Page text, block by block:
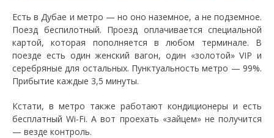
Есть в Дубае и метро — но оно наземное, а не подземное.
Поезд беспилотный. Проезд оплачивается специальной
картой, которая пополняется в любом терминале. В
поезде есть один женский вагон, один «золотой» VIP и
серебряные для остальных. Пунктуальность метро — 99%.
Прибытие каждые 3,5 минуты.
Кстати, в метро также работают кондиционеры и есть
бесплатный Wi-Fi. А вот проехать «зайцем» не получится
— везде контроль.